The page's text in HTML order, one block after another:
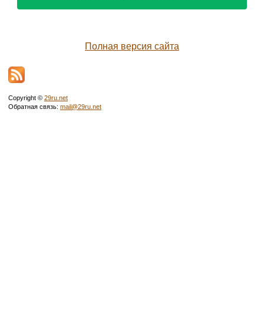
Полная версия сайта
Copyright © 29ru.net
Обратная связь: mail@29ru.net